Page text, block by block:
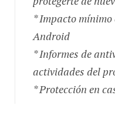
* Impacto
Android
* Informes de
actividades del
* Protección en